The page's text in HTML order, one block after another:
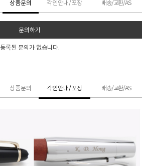
상품문의 각인안내/포장 배송/교환/AS
문의하기
등록된 문의가 없습니다.
상품문의 각인안내/포장 배송/교환/AS